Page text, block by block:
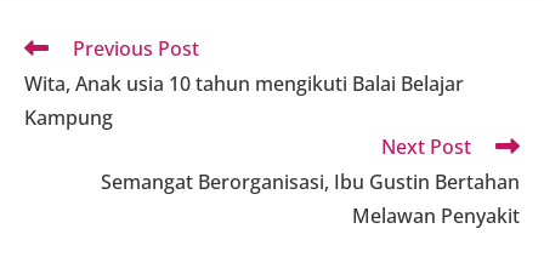
Read
articles
Previous Post
Wita, Anak usia 10 tahun mengikuti Balai Belajar
Kampung
Next Post
Semangat Berorganisasi, Ibu Gustin Bertahan
Melawan Penyakit